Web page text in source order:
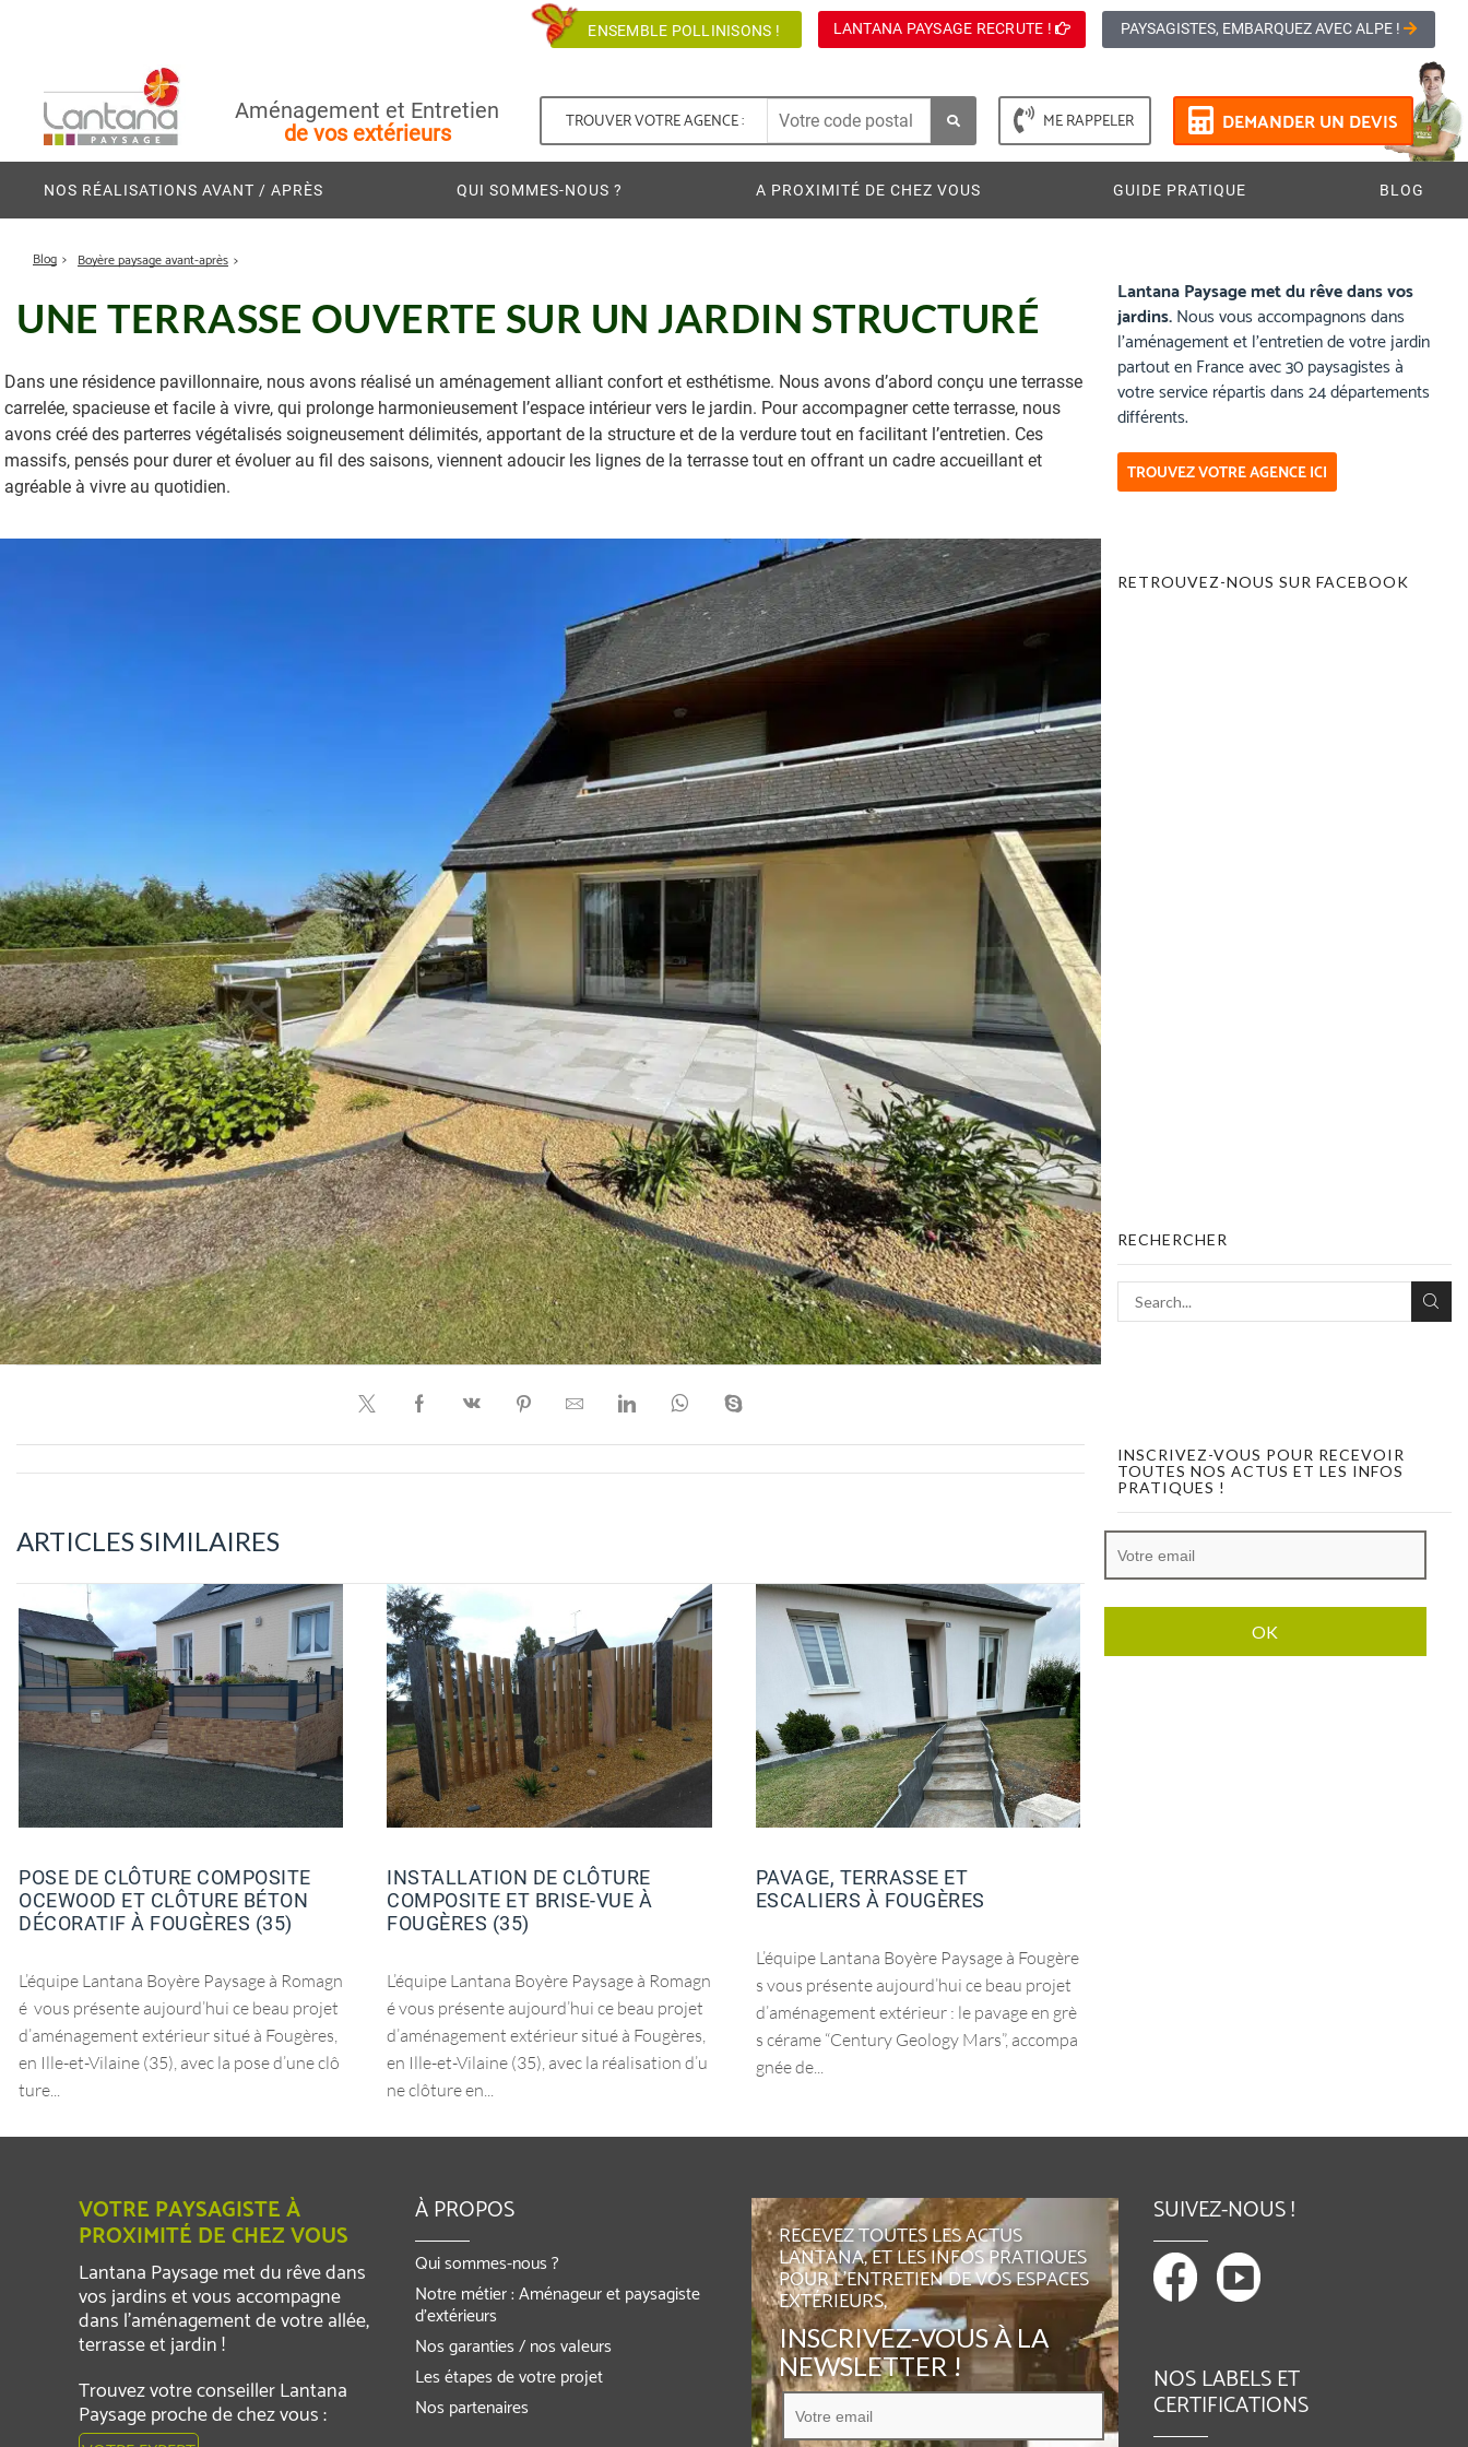
ENSEMBLE POLLINISONS ! LANTANA PAYSAGE RECRUTE ! PAYSAGISTES, EMBARQUEZ AVEC ALPE !
Aménagement et Entretien
de vos extérieurs
TROUVER VOTRE AGENCE : ME RAPPELER DEMANDER UN DEVIS
NOS RÉALISATIONS AVANT / APRÈS QUI SOMMES-NOUS ? A PROXIMITÉ DE CHEZ VOUS GUIDE PRATIQUE BLOG
Blog Boyère paysage avant-après
UNE TERRASSE OUVERTE SUR UN JARDIN STRUCTURÉ
Dans une résidence pavillonnaire, nous avons réalisé un aménagement alliant confort et esthétisme. Nous avons d’abord conçu une terrasse
carrelée, spacieuse et facile à vivre, qui prolonge harmonieusement l’espace intérieur vers le jardin. Pour accompagner cette terrasse, nous
avons créé des parterres végétalisés soigneusement délimités, apportant de la structure et de la verdure tout en facilitant l’entretien. Ces
massifs, pensés pour durer et évoluer au fil des saisons, viennent adoucir les lignes de la terrasse tout en offrant un cadre accueillant et
agréable à vivre au quotidien.
ARTICLES SIMILAIRES
POSE DE CLÔTURE COMPOSITE
OCEWOOD ET CLÔTURE BÉTON
DÉCORATIF À FOUGÈRES (35)
L’équipe Lantana Boyère Paysage à Romagn
é vous présente aujourd’hui ce beau projet
d’aménagement extérieur situé à Fougères,
en Ille-et-Vilaine (35), avec la pose d’une clô
ture...
INSTALLATION DE CLÔTURE
COMPOSITE ET BRISE-VUE À
FOUGÈRES (35)
L’équipe Lantana Boyère Paysage à Romagn
é vous présente aujourd’hui ce beau projet
d’aménagement extérieur situé à Fougères,
en Ille-et-Vilaine (35), avec la réalisation d’u
ne clôture en...
PAVAGE, TERRASSE ET
ESCALIERS À FOUGÈRES
L’équipe Lantana Boyère Paysage à Fougère
s vous présente aujourd’hui ce beau projet
d’aménagement extérieur : le pavage en grè
s cérame “Century Geology Mars”, accompa
gnée de...
Lantana Paysage met du rêve dans vos
jardins.Nous vous accompagnons dans
l’aménagement et l’entretien de votre jardin
partout en France avec 30 paysagistes à
votre service répartis dans 24 départements
différents.
TROUVEZ VOTRE AGENCE ICI
RETROUVEZ-NOUS SUR FACEBOOK
RECHERCHER
INSCRIVEZ-VOUS POUR RECEVOIR
TOUTES NOS ACTUS ET LES INFOS
PRATIQUES !
VOTRE PAYSAGISTE À
PROXIMITÉ DE CHEZ VOUS
Lantana Paysage met du rêve dans
vos jardins et vous accompagne
dans l’aménagement de votre allée,
terrasse et jardin !
Trouvez votre conseiller Lantana
Paysage proche de chez vous :
À PROPOS
Qui sommes-nous ?
Notre métier : Aménageur et paysagiste
d’extérieurs
Nos garanties / nos valeurs
Les étapes de votre projet
Nos partenaires
RECEVEZ TOUTES LES ACTUS
LANTANA, ET LES INFOS PRATIQUES
POUR L'ENTRETIEN DE VOS ESPACES
EXTÉRIEURS,
INSCRIVEZ-VOUS À LA
NEWSLETTER !
SUIVEZ-NOUS !
NOS LABELS ET
CERTIFICATIONS